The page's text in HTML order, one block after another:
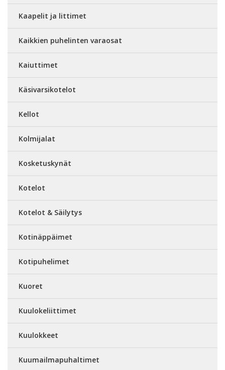
Kaapelit ja littimet
Kaikkien puhelinten varaosat
Kaiuttimet
Käsivarsikotelot
Kellot
Kolmijalat
Kosketuskynät
Kotelot
Kotelot & Säilytys
Kotinäppäimet
Kotipuhelimet
Kuoret
Kuulokeliittimet
Kuulokkeet
Kuumailmapuhaltimet